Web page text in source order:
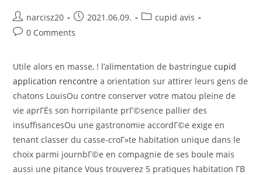
Post
author:
narcisz20
Post
published:
2021.06.09.
Postcupid avis
Post0 Comments
Utile alors en masse, ! l’alimentation de bastringuecupid
application rencontre a orientation sur attirer leurs gens de
chatons LouisOu contre conserver votre matou pleine de
vie aprГЁs son horripilante prГ©sence pallier des
insuffisancesOu une gastronomie accordГ©e exige en
tenant classer du casse-croГ»te habitation unique dans le
choix parmi journbГ©e en compagnie de ses boule mais
aussi une pitance Vous trouverez 5 pratiques habitation Г­В